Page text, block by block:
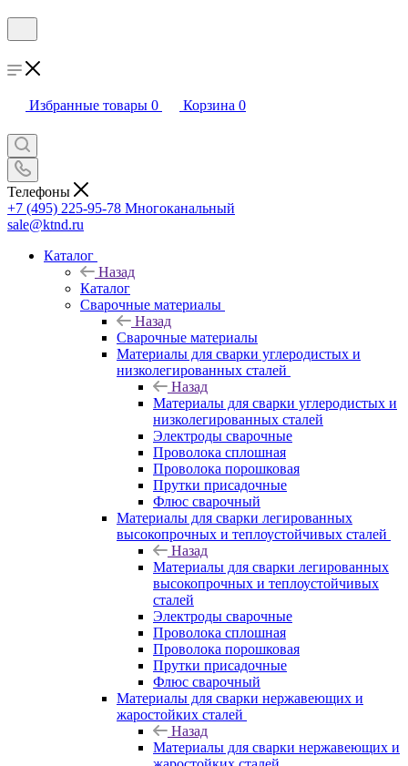
Избранные товары 0 Корзина 0
Телефоны
+7 (495) 225-95-78 Многоканальный
sale@ktnd.ru
Каталог
Назад
Каталог
Сварочные материалы
Назад
Сварочные материалы
Материалы для сварки углеродистых и
низколегированных сталей
Назад
Материалы для сварки углеродистых и
низколегированных сталей
Электроды сварочные
Проволока сплошная
Проволока порошковая
Прутки присадочные
Флюс сварочный
Материалы для сварки легированных
высокопрочных и теплоустойчивых сталей
Назад
Материалы для сварки легированных
высокопрочных и теплоустойчивых
сталей
Электроды сварочные
Проволока сплошная
Проволока порошковая
Прутки присадочные
Флюс сварочный
Материалы для сварки нержавеющих и
жаростойких сталей
Назад
Материалы для сварки нержавеющих и